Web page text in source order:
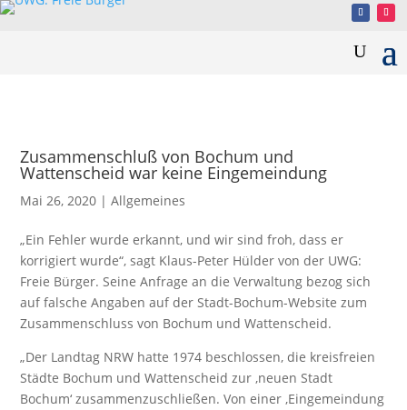
Zusammenschluß von Bochum und
Wattenscheid war keine Eingemeindung
Mai 26, 2020 |Allgemeines
„Ein Fehler wurde erkannt, und wir sind froh, dass er
korrigiert wurde“, sagt Klaus-Peter Hülder von der UWG:
Freie Bürger. Seine Anfrage an die Verwaltung bezog sich
auf falsche Angaben auf der Stadt-Bochum-Website zum
Zusammenschluss von Bochum und Wattenscheid.
„Der Landtag NRW hatte 1974 beschlossen, die kreisfreien
Städte Bochum und Wattenscheid zur ‚neuen Stadt
Bochum‘ zusammenzuschließen. Von einer ‚Eingemeindung